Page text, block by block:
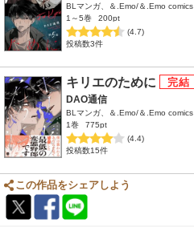
BLマンガ、＆.Emo/＆.Emo comics
1～5巻
200pt
(4.7)
投稿数3件
キリエのために
DAO通信
BLマンガ、＆.Emo/＆.Emo comics
1巻
775pt
(4.4)
投稿数15件
この作品をシェアしよう